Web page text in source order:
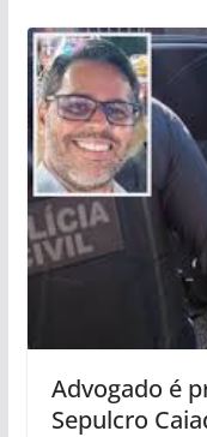
Advogado é
Sepulcro